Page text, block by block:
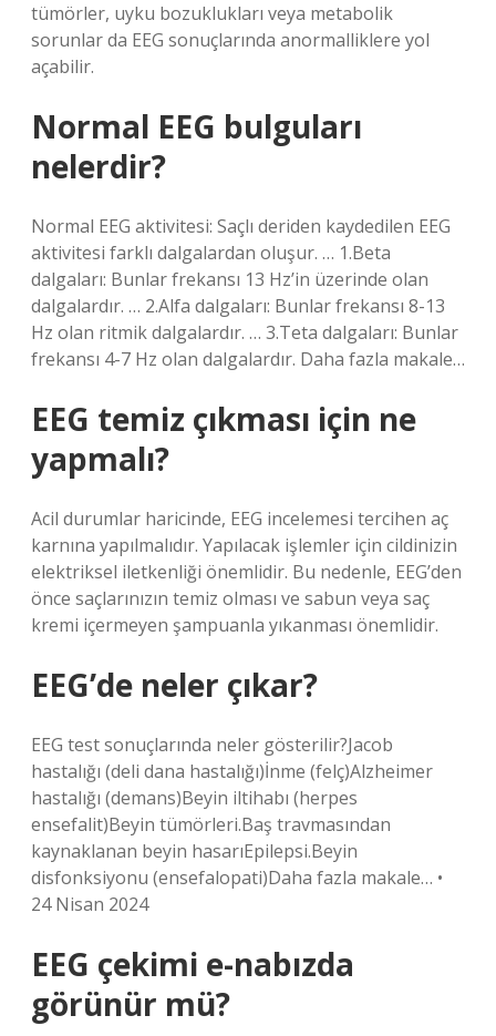
tümörler, uyku bozuklukları veya metabolik
sorunlar da EEG sonuçlarında anormalliklere yol
açabilir.
Normal EEG bulguları
nelerdir?
Normal EEG aktivitesi: Saçlı deriden kaydedilen EEG
aktivitesi farklı dalgalardan oluşur. … 1.Beta
dalgaları: Bunlar frekansı 13 Hz’in üzerinde olan
dalgalardır. … 2.Alfa dalgaları: Bunlar frekansı 8-13
Hz olan ritmik dalgalardır. … 3.Teta dalgaları: Bunlar
frekansı 4-7 Hz olan dalgalardır. Daha fazla makale…
EEG temiz çıkması için ne
yapmalı?
Acil durumlar haricinde, EEG incelemesi tercihen aç
karnına yapılmalıdır. Yapılacak işlemler için cildinizin
elektriksel iletkenliği önemlidir. Bu nedenle, EEG’den
önce saçlarınızın temiz olması ve sabun veya saç
kremi içermeyen şampuanla yıkanması önemlidir.
EEG’de neler çıkar?
EEG test sonuçlarında neler gösterilir?Jacob
hastalığı (deli dana hastalığı)İnme (felç)Alzheimer
hastalığı (demans)Beyin iltihabı (herpes
ensefalit)Beyin tümörleri.Baş travmasından
kaynaklanan beyin hasarıEpilepsi.Beyin
disfonksiyonu (ensefalopati)Daha fazla makale… •
24 Nisan 2024
EEG çekimi e-nabızda
görünür mü?